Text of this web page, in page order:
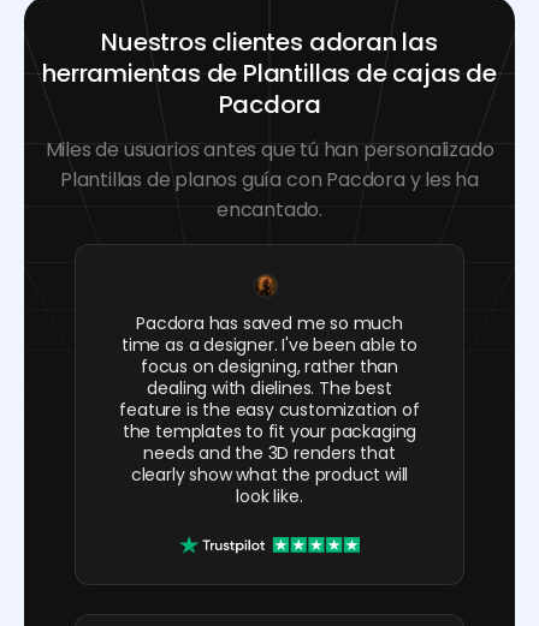
Nuestros clientes adoran las
herramientas de Plantillas de cajas de
Pacdora
Miles de usuarios antes que tú han personalizado
Plantillas de planos guía con Pacdora y les ha
encantado.
Pacdora has saved me so much
time as a designer. I've been able to
focus on designing, rather than
dealing with dielines. The best
feature is the easy customization of
the templates to fit your packaging
needs and the 3D renders that
clearly show what the product will
look like.